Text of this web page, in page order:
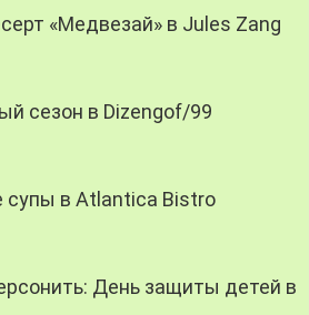
«Медвезай» в Jules Zang
сезон в Dizengof/99
супы в Atlantica Bistro
День защиты детей в